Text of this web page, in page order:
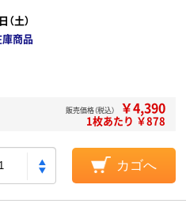
土）
商品
販売価格（税込） ￥4,390
1枚あたり ￥878
カゴへ